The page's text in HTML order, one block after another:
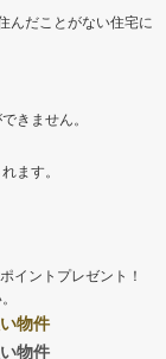
んだことがない住宅に
きません。
ます。
イントプレゼント！
物件
物件